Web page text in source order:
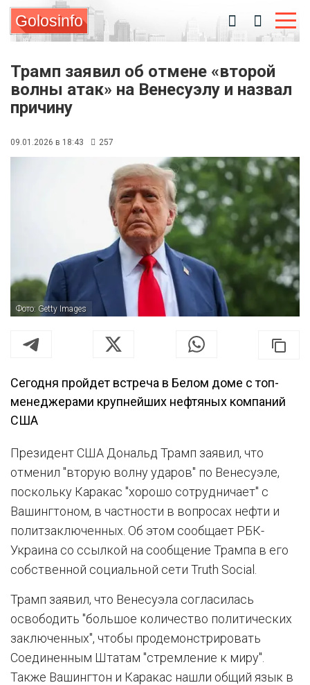
Golosinfo
Трамп заявил об отмене «второй
волны атак» на Венесуэлу и назвал
причину
09.01.2026 в 18:43 257
Фото: Getty Images
Сегодня пройдет встреча в Белом доме с топ-
менеджерами крупнейших нефтяных компаний
США
Президент США Дональд Трамп заявил, что
отменил "вторую волну ударов" по Венесуэле,
поскольку Каракас "хорошо сотрудничает" с
Вашингтоном, в частности в вопросах нефти и
политзаключенных. Об этом сообщает РБК-
Украина со ссылкой на сообщение Трампа в его
собственной социальной сети Truth Social.
Трамп заявил, что Венесуэла согласилась
освободить "большое количество политических
заключенных", чтобы продемонстрировать
Соединенным Штатам "стремление к миру".
Также Вашингтон и Каракас нашли общий язык в